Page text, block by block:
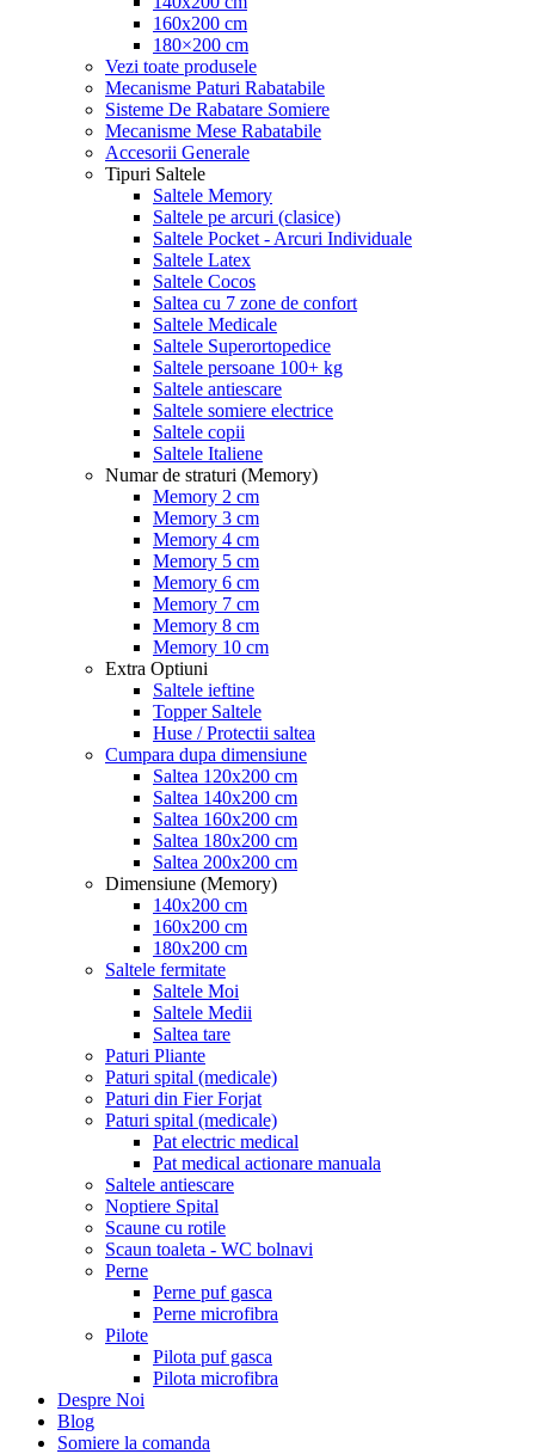
160x200 cm
180×200 cm
Vezi toate produsele
Mecanisme Paturi Rabatabile
Sisteme De Rabatare Somiere
Mecanisme Mese Rabatabile
Accesorii Generale
Tipuri Saltele
Saltele Memory
Saltele pe arcuri (clasice)
Saltele Pocket - Arcuri Individuale
Saltele Latex
Saltele Cocos
Saltea cu 7 zone de confort
Saltele Medicale
Saltele Superortopedice
Saltele persoane 100+ kg
Saltele antiescare
Saltele somiere electrice
Saltele copii
Saltele Italiene
Numar de straturi (Memory)
Memory 2 cm
Memory 3 cm
Memory 4 cm
Memory 5 cm
Memory 6 cm
Memory 7 cm
Memory 8 cm
Memory 10 cm
Extra Optiuni
Saltele ieftine
Topper Saltele
Huse / Protectii saltea
Cumpara dupa dimensiune
Saltea 120x200 cm
Saltea 140x200 cm
Saltea 160x200 cm
Saltea 180x200 cm
Saltea 200x200 cm
Dimensiune (Memory)
140x200 cm
160x200 cm
180x200 cm
Saltele fermitate
Saltele Moi
Saltele Medii
Saltea tare
Paturi Pliante
Paturi spital (medicale)
Paturi din Fier Forjat
Paturi spital (medicale)
Pat electric medical
Pat medical actionare manuala
Saltele antiescare
Noptiere Spital
Scaune cu rotile
Scaun toaleta - WC bolnavi
Perne
Perne puf gasca
Perne microfibra
Pilote
Pilota puf gasca
Pilota microfibra
Despre Noi
Blog
Somiere la comanda